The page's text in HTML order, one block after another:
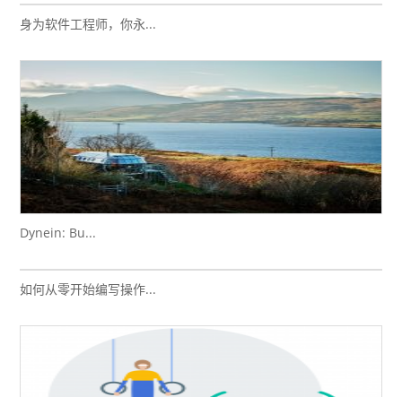
身为软件工程师，你永...
Dynein: Bu...
如何从零开始编写操作...